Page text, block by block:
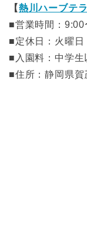
【熱川ハーブテ
■営業時間：
■定休日：火曜日
■入園料：中学生
■住所：静岡県